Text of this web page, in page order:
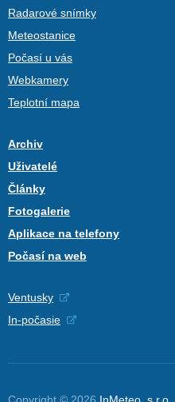
Radarové snímky
Meteostanice
Počasí u vás
Webkamery
Teplotní mapa
Archiv
Uživatelé
Články
Fotogalerie
Aplikace na telefony
Počasí na web
Ventusky
In-počasie
Copyright © 2026 InMeteo, s.r.o.